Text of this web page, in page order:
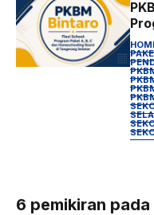
6 pemikiran pada